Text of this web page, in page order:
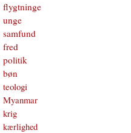
flygtninge
unge
samfund
fred
politik
bøn
teologi
Myanmar
krig
kærlighed